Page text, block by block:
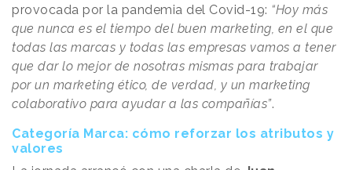
provocada por la pandemia del Covid-19: “Hoy más
que nunca es el tiempo del buen marketing, en el que
todas las marcas y todas las empresas vamos a tener
que dar lo mejor de nosotras mismas para trabajar
por un marketing ético, de verdad, y un marketing
colaborativo para ayudar a las compañías”.
Categoría Marca: cómo reforzar los atributos y
valores